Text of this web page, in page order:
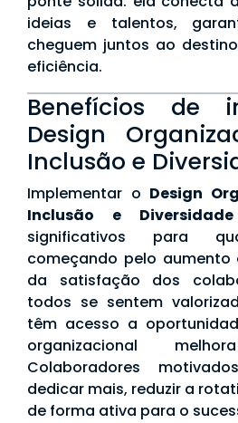
ideias e talentos,
cheguem juntos ao
eficiência.
Benefícios de
Design
Inclusão e
Implementar o Design
Inclusão e Diversidade
significativos para
começando pelo
da satisfação dos
todos se sentem
têm acesso a
organizacional
Colaboradores
dedicar mais, reduzir a
de forma ativa para o